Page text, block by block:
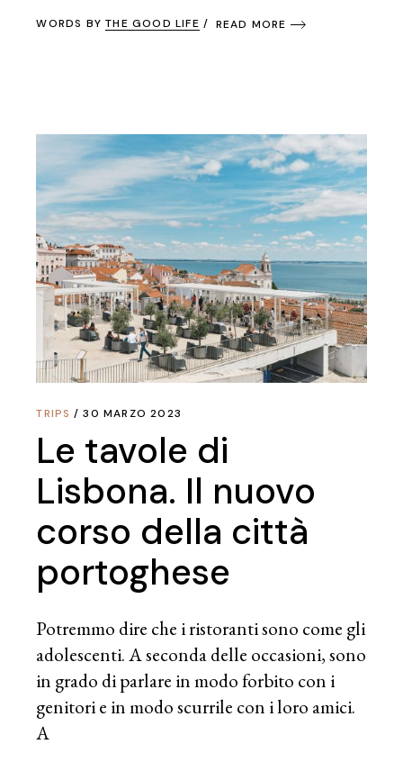
WORDS BYTHE GOOD LIFE READ MORE
TRIPS 30 MARZO 2023
Le tavole di
Lisbona. Il nuovo
corso della città
portoghese
Potremmo dire che i ristoranti sono come gli
adolescenti. A seconda delle occasioni, sono
in grado di parlare in modo forbito con i
genitori e in modo scurrile con i loro amici.
A